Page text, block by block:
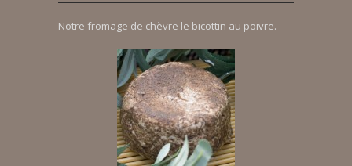
Notre fromage de chèvre le bicottin au poivre.